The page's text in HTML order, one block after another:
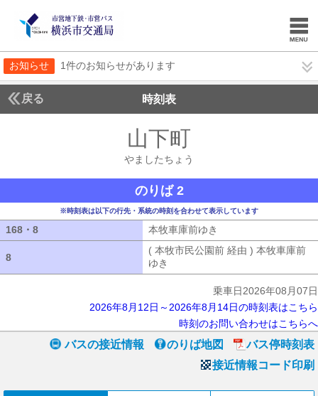
お知らせ 1件のお知らせがあります
戻る 時刻表
山下町
やましたちょう
のりば 2
※時刻表は以下の行先・系統の時刻を合わせて表示しています
168・8 本牧車庫前ゆき
8
( 本牧市民公園前 経由 ) 本牧車庫前
ゆき
乗車日2026年08月07日
2026年8月12日～2026年8月14日の時刻表はこちら
時刻のお問い合わせはこちらへ
バスの接近情報 のりば地図
バス停時刻表
接近情報コード印刷